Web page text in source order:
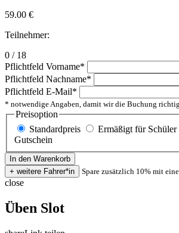
59.00 €
Teilnehmer:
0 / 18
Pflichtfeld Vorname*
Pflichtfeld Nachname*
Pflichtfeld E-Mail*
* notwendige Angaben, damit wir die Buchung
Preisoption
Standardpreis
Ermäßigt für
Gutschein
Spare zusätzlich 10% mit
close
Üben Slot